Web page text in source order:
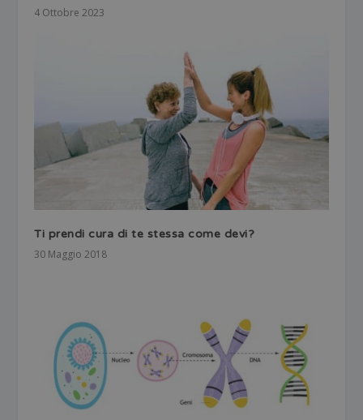
4 Ottobre 2023
Ti prendi cura di te stessa come devi?
30 Maggio 2018